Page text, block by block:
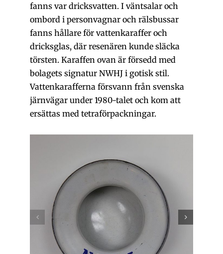
fanns var dricksvatten. I väntsalar och
ombord i personvagnar och rälsbussar
fanns hållare för vattenkaraffer och
dricksglas, där resenären kunde släcka
törsten. Karaffen ovan är försedd med
bolagets signatur NWHJ i gotisk stil.
Vattenkarafferna försvann från svenska
järnvägar under 1980-talet och kom att
ersättas med tetraförpackningar.